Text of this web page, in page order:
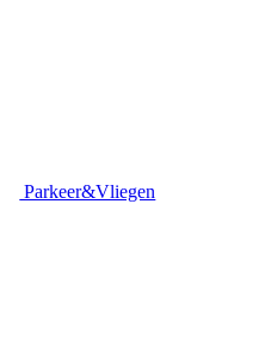
Parkeer&Vliegen